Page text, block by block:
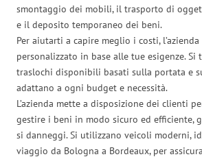
smontaggio dei mobili, il trasporto di
e il deposito temporaneo dei beni.
Per aiutarti a capire meglio i costi,
personalizzato in base alle tue esigenze.
traslochi disponibili basati sulla portata e
adattano a ogni budget e necessità.
L’azienda mette a disposizione dei clienti
gestire i beni in modo sicuro ed efficiente,
si danneggi. Si utilizzano veicoli moderni,
viaggio da Bologna a Bordeaux, per